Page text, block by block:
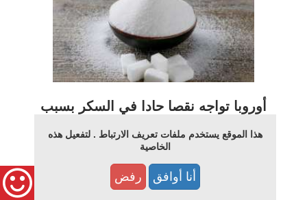
أوروبا تواجه نقصا حادا في السكر بسبب
هذا الموقع يستخدم ملفات تعريف الارتباط . لتفعيل هذه
الخاصية
أنا أوافق رفض